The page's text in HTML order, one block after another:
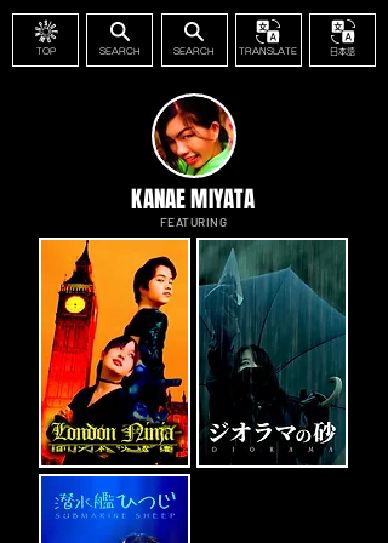
TOP SEARCH SEARCH TRANSLATE 日本語
KANAE MIYATA
FEATURING